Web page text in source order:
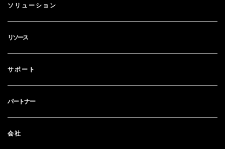
ガバナンス＆ライフサイクル
ソリューション
政府
RSA + マイクロソフト
リソース
ウェビナーとイベント
サポート
パートナー
会社